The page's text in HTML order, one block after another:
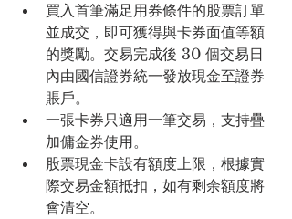
買入首筆滿足用券條件的股票訂單
並成交，即可獲得與卡券面值等額
的獎勵。交易完成後 30 個交易日
內由國信證券統一發放現金至證券
賬戶。
一張卡券只適用一筆交易，支持疊
加傭金券使用。
股票現金卡設有額度上限，根據實
際交易金額抵扣，如有剩余額度將
會清空。